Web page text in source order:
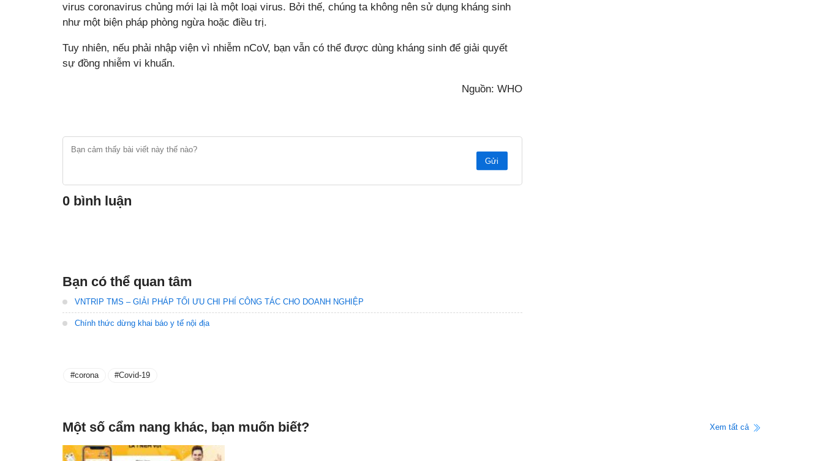
virus coronavirus chủng mới lại là một loại virus. Bởi thế, chúng ta không nên sử dụng kháng sinh
như một biện pháp phòng ngừa hoặc điều trị.
Tuy nhiên, nếu phải nhập viện vì nhiễm nCoV, bạn vẫn có thể được dùng kháng sinh để giải quyết
sự đồng nhiễm vi khuẩn.
Nguồn: WHO
Gửi
0 bình luận
Bạn có thể quan tâm
VNTRIP TMS – GIẢI PHÁP TỐI ƯU CHI PHÍ CÔNG TÁC CHO DOANH NGHIỆP
Chính thức dừng khai báo y tế nội địa
corona Covid-19
Một số cẩm nang khác, bạn muốn biết? Xem tất cả